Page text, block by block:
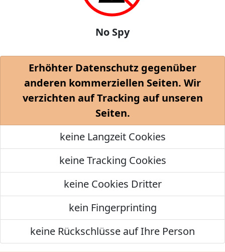
No Spy
Erhöhter Datenschutz gegenüber
anderen kommerziellen Seiten. Wir
verzichten auf Tracking auf unseren
Seiten.
keine Langzeit Cookies
keine Tracking Cookies
keine Cookies Dritter
kein Fingerprinting
keine Rückschlüsse auf Ihre Person